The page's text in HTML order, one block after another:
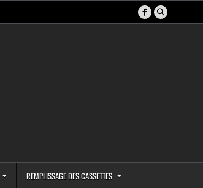
REMPLISSAGE DES CASSETTES